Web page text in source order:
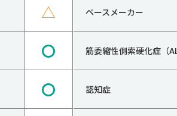
△
〇
〇
ペースメーカー
筋委縮性側索硬化症（
認知症